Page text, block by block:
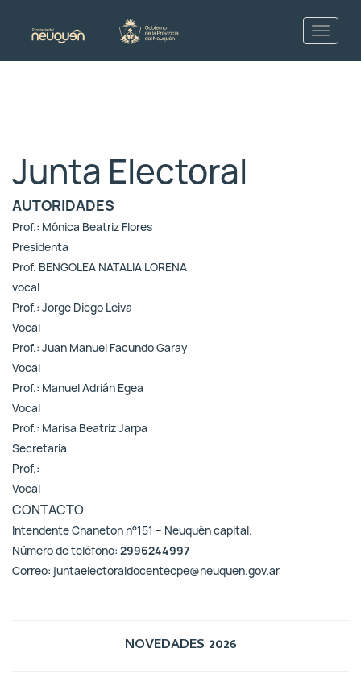
Junta Electoral
AUTORIDADES
Prof.: Mónica Beatriz Flores
Presidenta
Prof. BENGOLEA NATALIA LORENA
vocal
Prof.: Jorge Diego Leiva
Vocal
Prof.: Juan Manuel Facundo Garay
Vocal
Prof.: Manuel Adrián Egea
Vocal
Prof.: Marisa Beatriz Jarpa
Secretaria
Prof.:
Vocal
CONTACTO
Intendente Chaneton n°151 – Neuquén capital.
Número de teléfono: 2996244997
Correo: juntaelectoraldocentecpe@neuquen.gov.ar
NOVEDADES 2026